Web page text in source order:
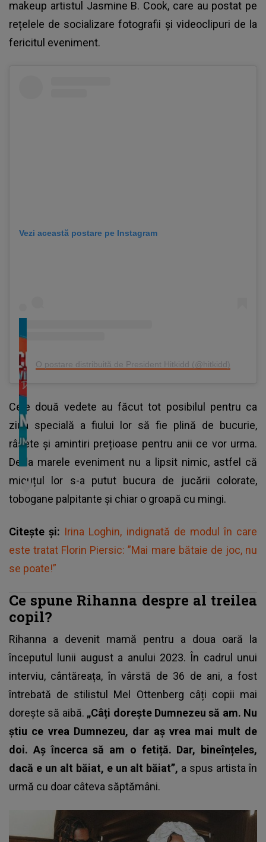
makeup artistul Jasmine B. Cook, care au postat pe
rețelele de socializare fotografii și videoclipuri de la
fericitul eveniment.
Vezi această postare pe Instagram
O postare distribuită de President Hitkidd (@hitkidd)
Cele două vedete au făcut tot posibilul pentru ca
ziua specială a fiului lor să fie plină de bucurie,
râsete și amintiri prețioase pentru anii ce vor urma.
De la marele eveniment nu a lipsit nimic, astfel că
micuțul lor s-a putut bucura de jucării colorate,
tobogane palpitante și chiar o groapă cu mingi.
Citește și: Irina Loghin, indignată de modul în care
este tratat Florin Piersic: ”Mai mare bătaie de joc, nu
se poate!”
Ce spune Rihanna despre al treilea
copil?
Rihanna a devenit mamă pentru a doua oară la
începutul lunii august a anului 2023. În cadrul unui
interviu, cântăreața, în vârstă de 36 de ani, a fost
întrebată de stilistul Mel Ottenberg câți copii mai
dorește să aibă. „Câți dorește Dumnezeu să am. Nu
știu ce vrea Dumnezeu, dar aș vrea mai mult de
doi. Aș încerca să am o fetiță. Dar, bineînțeles,
dacă e un alt băiat, e un alt băiat”, a spus artista în
urmă cu doar câteva săptămâni.